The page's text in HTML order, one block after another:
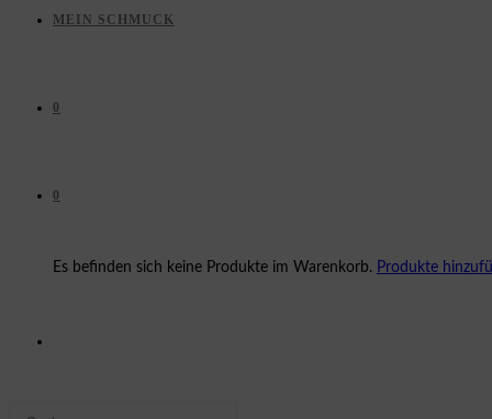
MEIN SCHMUCK
0
0
Es befinden sich keine Produkte im Warenkorb. Produkte